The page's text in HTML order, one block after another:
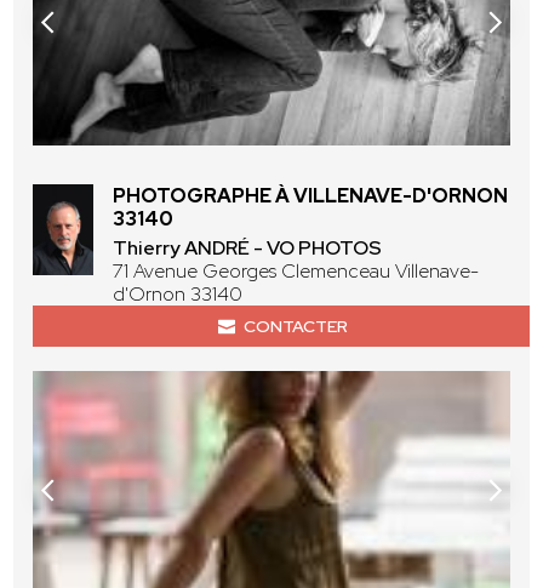
PHOTOGRAPHE À VILLENAVE-D'ORNON
33140
Thierry ANDRÉ - VO PHOTOS
71 Avenue Georges Clemenceau Villenave-
d'Ornon 33140
CONTACTER